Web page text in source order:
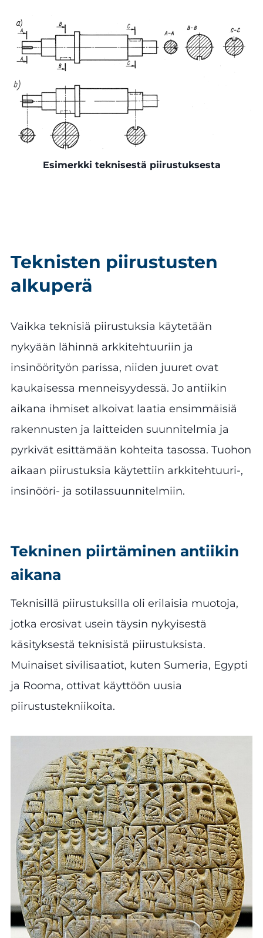
Esimerkki teknisestä piirustuksesta
Teknisten piirustusten
alkuperä
Vaikka teknisiä piirustuksia käytetään
nykyään lähinnä arkkitehtuuriin ja
insinöörityön parissa, niiden juuret ovat
kaukaisessa menneisyydessä. Jo antiikin
aikana ihmiset alkoivat laatia ensimmäisiä
rakennusten ja laitteiden suunnitelmia ja
pyrkivät esittämään kohteita tasossa. Tuohon
aikaan piirustuksia käytettiin arkkitehtuuri-,
insinööri- ja sotilassuunnitelmiin.
Tekninen piirtäminen antiikin
aikana
Teknisillä piirustuksilla oli erilaisia muotoja,
jotka erosivat usein täysin nykyisestä
käsityksestä teknisistä piirustuksista.
Muinaiset sivilisaatiot, kuten Sumeria, Egypti
ja Rooma, ottivat käyttöön uusia
piirustustekniikoita.